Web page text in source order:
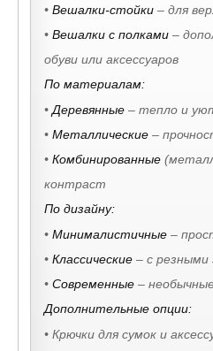
• Вешалки-стойки – для
• Вешалки с полками –
обуви или аксессуаров
По материалам:
• Деревянные – тепло и
• Металлические –
• Комбинированные
контраст
По дизайну:
• Минималистичные –
• Классические – с
• Современные –
Дополнительные опции:
• Крючки для сумок и